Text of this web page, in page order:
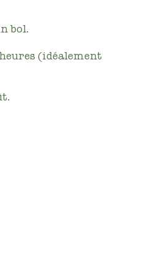
bol.
(idéalement